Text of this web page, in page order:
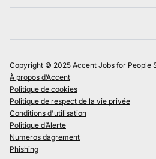
Copyright © 2025 Accent Jobs for People
À propos d’Accent
Politique de cookies
Politique de respect de la vie privée
Conditions d'utilisation
Politique d’Alerte
Numeros dagrement
Phishing